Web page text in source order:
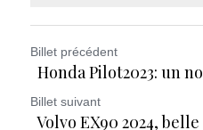
Billet précédent
Honda Pilot2023: un
Billet suivant
Volvo EX90 2024,